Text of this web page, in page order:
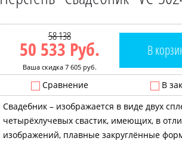
58 138
50 533 Руб.
Ваша скидка 7 605 руб.
В
Сравнение В
Свадебник – изображается в виде двух
четырёхлучевых свастик, имеющих, в
изображений, плавные закруглённые